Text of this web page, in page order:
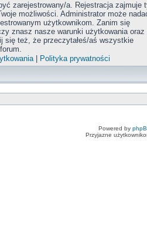
zarejestrowany/a. Rejestracja zajmuje
możliwości. Administrator może
użytkownikom. Zanim się
znasz nasze warunki użytkowania oraz
się też, że przeczytałeś/aś wszystkie
| Polityka prywatności
Powered by
Przyjazne